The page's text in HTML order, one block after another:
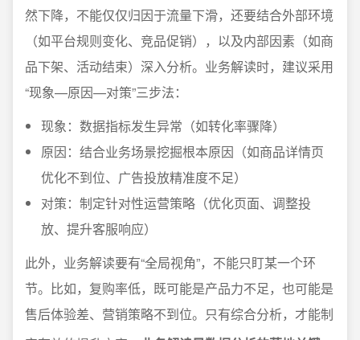
然下降，不能仅仅归因于流量下滑，还要结合外部环境
（如平台规则变化、竞品促销），以及内部因素（如商
品下架、活动结束）深入分析。业务解读时，建议采用
“现象—原因—对策”三步法：
现象：数据指标发生异常（如转化率骤降）
原因：结合业务场景挖掘根本原因（如商品详情页
优化不到位、广告投放精准度不足）
对策：制定针对性运营策略（优化页面、调整投
放、提升客服响应）
此外，业务解读要有“全局视角”，不能只盯某一个环
节。比如，复购率低，既可能是产品力不足，也可能是
售后体验差、营销策略不到位。只有综合分析，才能制